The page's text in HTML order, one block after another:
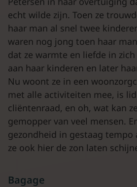
echt wilde zijn. Toen ze
haar man al snel twee
waren nog jong toen haar
dat ze warmte en liefde in
aan haar kinderen en later
Nu woont ze in een
met alle activiteiten mee, is
cliëntenraad, en oh, wat kan
gemopper van veel mensen.
gezondheid in gestaag
ze ook hier de zon laten
Bagage